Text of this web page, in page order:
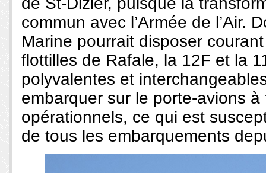
commun avec l’Armée de l’Air.
Marine pourrait disposer
flottilles de Rafale, la 12F et la
polyvalentes et
embarquer sur le porte-avions
opérationnels, ce qui est
de tous les embarquements